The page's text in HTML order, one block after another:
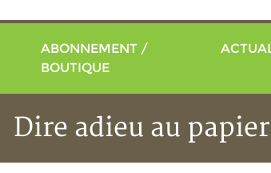
ABONNEMENT /
BOUTIQUE
Dire adieu au